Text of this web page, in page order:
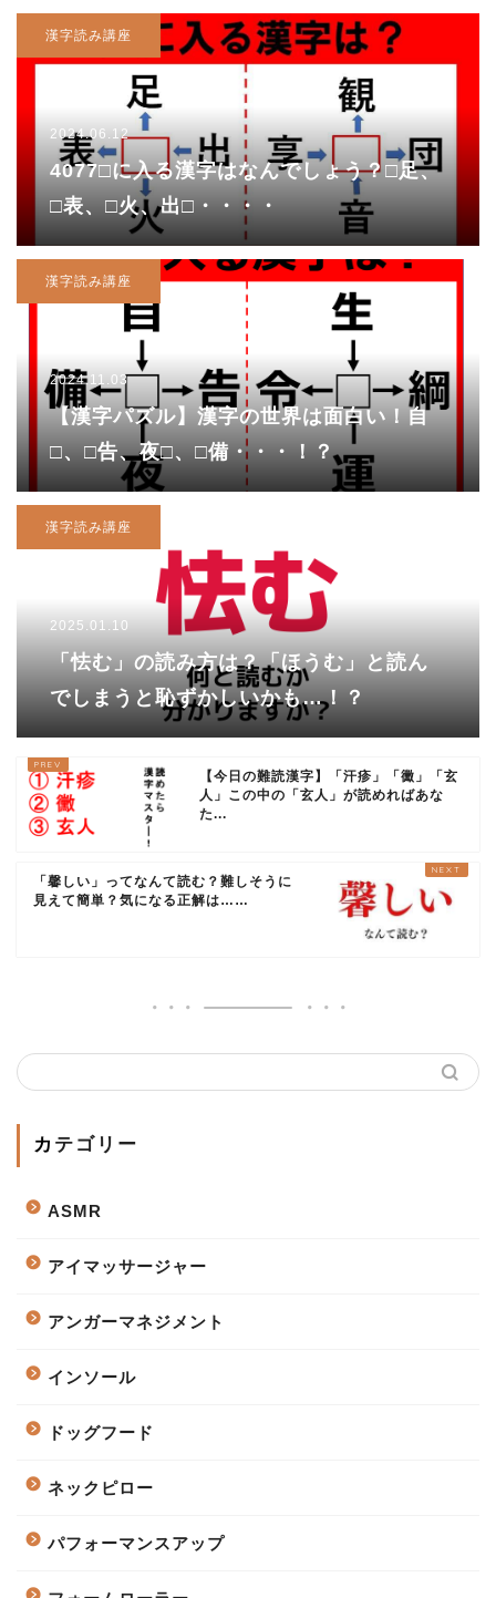
漢字読み講座
2024.06.12
4077□に入る漢字はなんでしょう？□足、
□表、□火、出□・・・・
漢字読み講座
2024.11.03
【漢字パズル】漢字の世界は面白い！自
□、□告、夜□、□備・・・！？
漢字読み講座
2025.01.10
「怯む」の読み方は？「ほうむ」と読ん
でしまうと恥ずかしいかも…！？
【今日の難読漢字】「汗疹」「黴」「玄
人」この中の「玄人」が読めればあな
た...
「馨しい」ってなんて読む？難しそうに
見えて簡単？気になる正解は……
カテゴリー
ASMR
アイマッサージャー
アンガーマネジメント
インソール
ドッグフード
ネックピロー
パフォーマンスアップ